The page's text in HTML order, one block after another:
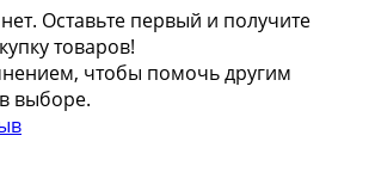
Оставьте первый и получите
товаров!
чтобы помочь другим
выборе.